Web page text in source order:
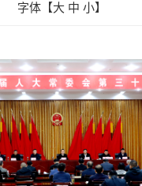
字体【大 中 小】